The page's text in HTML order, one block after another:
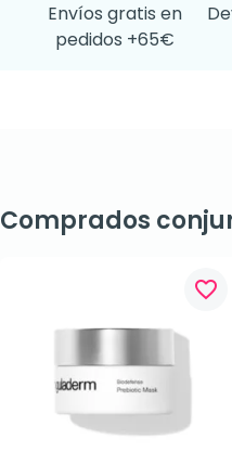
Envíos gratis en
pedidos +65€
Comprados
favorite_border